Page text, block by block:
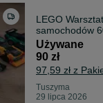
LEGO
samochodów
nowe 100%
Używane
90 zł
97,59 zł z
Tuszyma
29 lipca 2026